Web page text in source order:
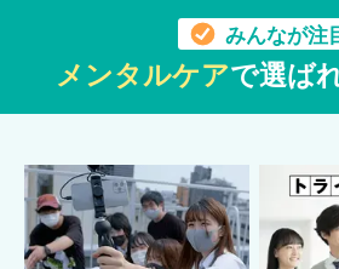
みんなが注
メンタルケアで選ば